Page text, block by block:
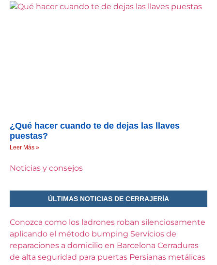
¿Qué hacer cuando te de dejas las llaves
puestas?
Leer Más »
Noticias y consejos
ÚLTIMAS NOTICIAS DE CERRAJERÍA
Conozca como los ladrones roban silenciosamente
aplicando el método bumping Servicios de
reparaciones a domicilio en Barcelona Cerraduras
de alta seguridad para puertas Persianas metálicas